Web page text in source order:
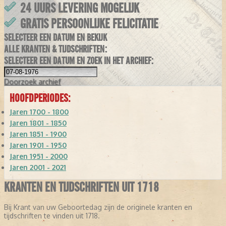
24 UURS LEVERING MOGELIJK
GRATIS PERSOONLIJKE FELICITATIE
SELECTEER EEN DATUM EN BEKIJK
ALLE KRANTEN & TIJDSCHRIFTEN:
SELECTEER EEN DATUM EN ZOEK IN HET ARCHIEF:
Doorzoek archief
HOOFDPERIODES:
Jaren 1700 - 1800
Jaren 1801 - 1850
Jaren 1851 - 1900
Jaren 1901 - 1950
Jaren 1951 - 2000
Jaren 2001 - 2021
KRANTEN EN TIJDSCHRIFTEN UIT 1718
Bij Krant van uw Geboortedag zijn de originele kranten en
tijdschriften te vinden uit 1718.